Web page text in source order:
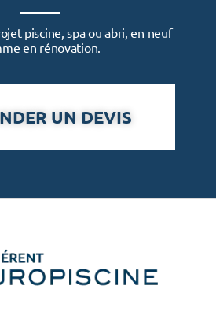
piscine, spa ou abri, en neuf
en rénovation.
UN DEVIS